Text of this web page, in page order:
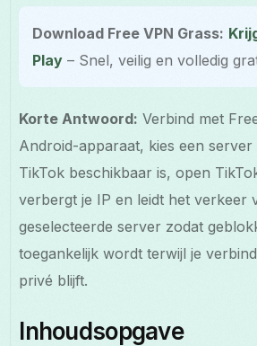
Download Free VPN Grass:
Play – Snel, veilig en volledig
Korte Antwoord: Verbind met
Android-apparaat, kies een
TikTok beschikbaar is, open
verbergt je IP en leidt het verkeer
geselecteerde server zodat
toegankelijk wordt terwijl je
privé blijft.
Inhoudsopgave